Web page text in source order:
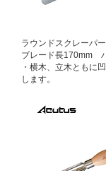
ラウンドスクレーパ
ブレード長170mm
・横木、立木ともに
します。